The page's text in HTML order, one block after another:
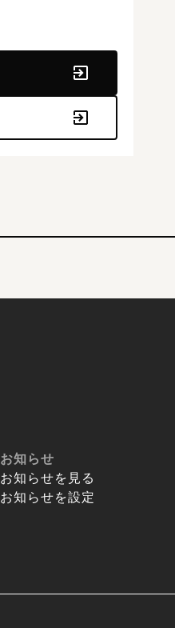
お知らせ
お知らせを見る
お知らせを設定